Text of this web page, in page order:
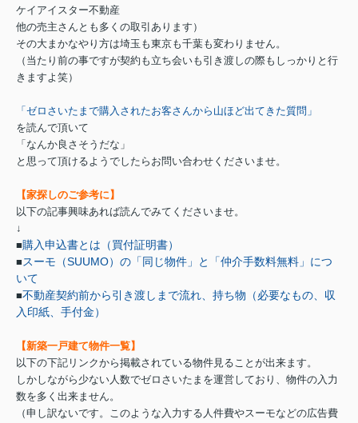
ケイアイスター不動産
他の売主さんとも多くの取引あります）
その大まかなやり方は埼玉も東京も千葉も変わりません。
（当たり前の事ですが契約も立ち会いも引き渡しの際もしっかりと行
きますよ笑）
「ゼロさいたまで購入されたお客さんから山ほど出てきた質問」
を読んで頂いて
「なんか良さそうだな」
と思って頂けるようでしたらお問い合わせくださいませ。
【家探しのご参考に】
以下の記事興味あれば読んでみてくださいませ。
↓
■購入申込書とは（買付証明書）
■ スーモ（SUUMO）の「同じ物件」と「仲介手数料無料」につ
いて
■不動産契約前から引き渡しまで流れ、持ち物（必要なもの、収
入印紙、手付金）
【新築一戸建て物件一覧】
以下の下記リンクから掲載されている物件見ることが出来ます。
しかしながら少ない人数でゼロさいたまを運営しており、物件の入力
数を多く出来ません。
（申し訳ないです。このような入力する人件費やスーモなどの広告費